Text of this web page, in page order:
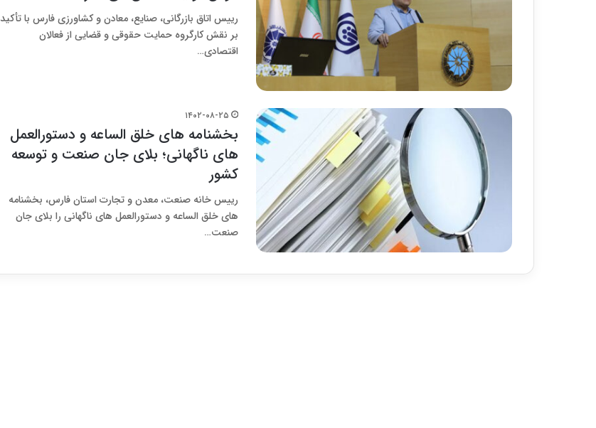
رییس اتاق بازرگانی، صنایع، معادن و کشاورزی فارس با تأکید
بر نقش کارگروه حمایت حقوقی و قضایی از فعالان
اقتصادی…
۱۴۰۲-۰۸-۲۵
بخشنامه های خلق الساعه و دستورالعمل
های ناگهانی؛ بلای جان صنعت و توسعه
کشور
رییس خانه صنعت، معدن و تجارت استان فارس، بخشنامه
های خلق الساعه و دستورالعمل های ناگهانی را بلای جان
صنعت…